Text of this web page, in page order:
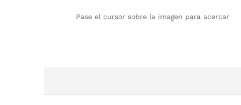
Pase el cursor sobre la imagen para acercar